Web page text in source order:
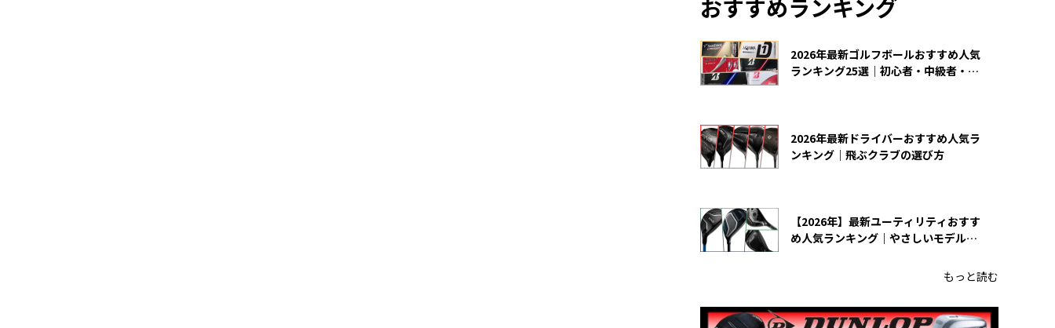
おすすめランキング
2026年最新ゴルフボールおすすめ人気
ランキング25選｜初心者・中級者・上
2026年最新ドライバーおすすめ人気ラ
ンキング｜飛ぶクラブの選び方
【2026年】最新ユーティリティおすす
め人気ランキング｜やさしいモデルの
もっと読む